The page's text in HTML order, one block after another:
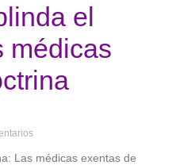
el
médicas
Las médicas exentas de